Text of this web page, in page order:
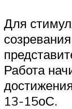
Для
Работа
13-15оС.